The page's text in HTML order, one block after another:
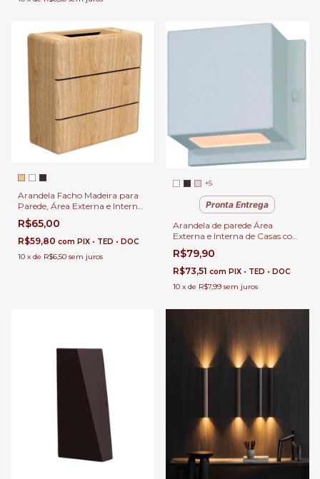
Arandela Facho Madeira para
Parede, Área Externa e Interna
de Casa
R$65,00
R$59,80 com PIX • TED • DOC
10 x de R$6,50 sem juros
+5
Pronta Entrega
Arandela de parede Área
Externa e Interna de Casas com
Fachos Variados
R$79,90
R$73,51 com PIX • TED • DOC
10 x de R$7,99 sem juros